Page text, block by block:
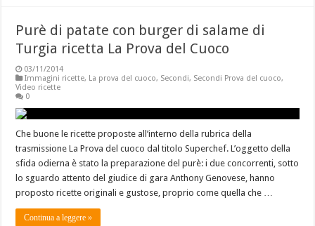
Purè di patate con burger di salame di
Turgia ricetta La Prova del Cuoco
03/11/2014
Immagini ricette, La prova del cuoco, Secondi, Secondi Prova del cuoco,
Video ricette
0
Che buone le ricette proposte all’interno della rubrica della
trasmissione La Prova del cuoco dal titolo Superchef. L’oggetto della
sfida odierna è stato la preparazione del purè: i due concorrenti, sotto
lo sguardo attento del giudice di gara Anthony Genovese, hanno
proposto ricette originali e gustose, proprio come quella che …
Continua a leggere »